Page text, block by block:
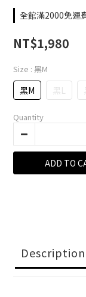
全館滿2000免運
NT$1,980
Size : 黑M
黑M 黑L
Quantity
ADD TO
Description